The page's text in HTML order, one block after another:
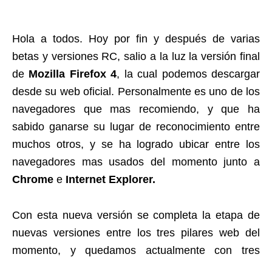
Hola a todos. Hoy por fin y después de varias
betas y versiones RC, salio a la luz la versión final
de Mozilla Firefox 4, la cual podemos descargar
desde su web oficial. Personalmente es uno de los
navegadores que mas recomiendo, y que ha
sabido ganarse su lugar de reconocimiento entre
muchos otros, y se ha logrado ubicar entre los
navegadores mas usados del momento junto a
Chrome e Internet Explorer.
Con esta nueva versión se completa la etapa de
nuevas versiones entre los tres pilares web del
momento, y quedamos actualmente con tres